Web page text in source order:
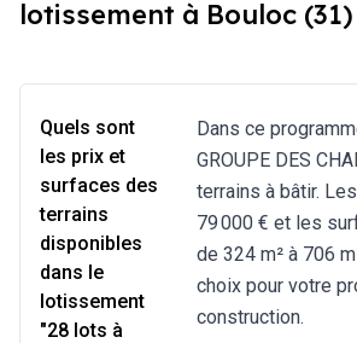
lotissement à Bouloc (31)
Quels sont
les prix et
surfaces des
terrains
disponibles
dans le
lotissement
"28 lots à
Dans ce
GROUPE DES
terrains à bâtir.
79 000 € et les
de 324 m² à 706
choix pour votre
construction.